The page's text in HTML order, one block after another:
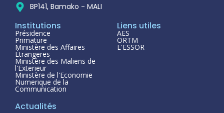
BP141, Bamako - MALI
Institutions
Présidence
Primature
Ministère des Affaires
Étrangeres
Ministère des Maliens de
l'Exterieur
Ministère de l'Economie
Numerique de la
Communication
Liens utiles
AES
ORTM
L'ESSOR
Actualités